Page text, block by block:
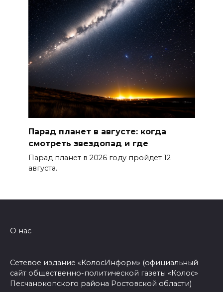
Парад планет в августе: когда
смотреть звездопад и где
Парад планет в 2026 году пройдет 12
августа.
О нас
Сетевое издание «КолосИнформ» (официальный
сайт общественно-политической газеты «Колос»
Песчанокопского района Ростовской области)